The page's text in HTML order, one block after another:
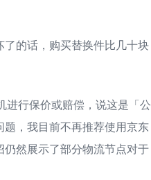
的话，购买替换件比几十块
进行保价或赔偿，说这是「公
，我目前不再推荐使用京东
然展示了部分物流节点对于